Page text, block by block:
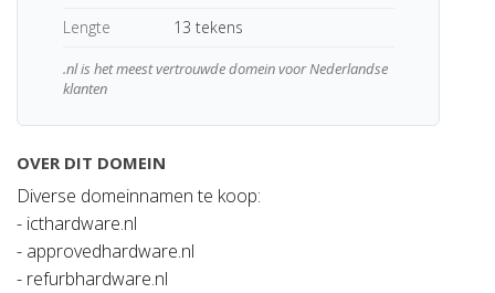
Lengte
13 tekens
.nl is het meest vertrouwde domein voor Nederlandse
klanten
OVER DIT DOMEIN
Diverse domeinnamen te koop:
- icthardware.nl
- approvedhardware.nl
- refurbhardware.nl